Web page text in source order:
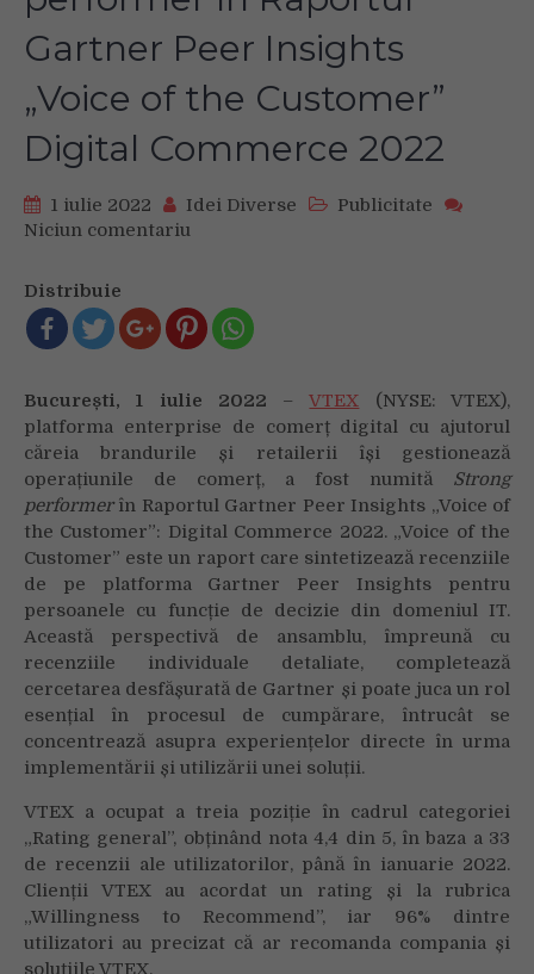
Gartner Peer Insights
„Voice of the Customer”
Digital Commerce 2022
1 iulie 2022 Idei Diverse
Publicitate
Niciun comentariu
fost
numită
Strong
în
Raportul
Gartner
Peer
Insights
„Voice
of
the
Customer”
Digital
Commerce
2022
Distribuie
București, 1 iulie 2022 – VTEX (NYSE: VTEX),
platforma enterprise de comerț digital cu ajutorul
căreia brandurile și retailerii își gestionează
operațiunile de comerț, a fost numită Strong
performerîn Raportul Gartner Peer Insights „Voice of
the Customer”: Digital Commerce 2022. „Voice of the
Customer” este un raport care sintetizează recenziile
de pe platforma Gartner Peer Insights pentru
persoanele cu funcție de decizie din domeniul IT.
Această perspectivă de ansamblu, împreună cu
recenziile individuale detaliate, completează
cercetarea desfășurată de Gartner și poate juca un rol
esențial în procesul de cumpărare, întrucât se
concentrează asupra experiențelor directe în urma
implementării și utilizării unei soluții.
VTEX a ocupat a treia poziție în cadrul categoriei
„Rating general”, obținând nota 4,4 din 5, în baza a 33
de recenzii ale utilizatorilor, până în ianuarie 2022.
Clienții VTEX au acordat un rating și la rubrica
„Willingness to Recommend”, iar 96% dintre
utilizatori au precizat că ar recomanda compania și
soluțiile VTEX.